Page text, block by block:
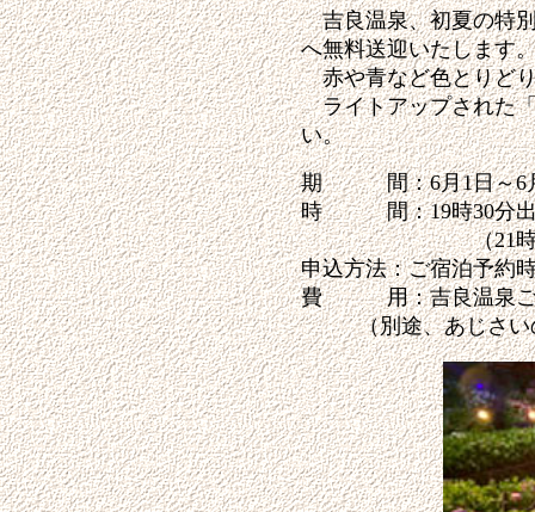
吉良温泉、初夏の特別
へ無料送迎いたします
赤や青など色とりどり
ライトアップされた「
い。
期 間：6月1日～6
時 間：19時30分
（21
申込方法：ご宿泊予約
費 用：吉良温泉ご宿
（別途、あじさ